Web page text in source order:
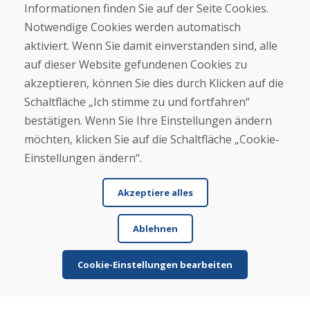
Helpline
info@domivosport.at
Über uns
Blog
Über uns
Geschäft
Kaufen
E-Shop
Geschäftsbedingungen
Transport
Zahlung
Beschwerde
Rückgabe und Umtausch von Waren
Informationen finden Sie auf der Seite Cookies.
Notwendige Cookies werden automatisch
aktiviert. Wenn Sie damit einverstanden sind, alle
auf dieser Website gefundenen Cookies zu
akzeptieren, können Sie dies durch Klicken auf die
Schaltfläche „Ich stimme zu und fortfahren“
bestätigen. Wenn Sie Ihre Einstellungen ändern
möchten, klicken Sie auf die Schaltfläche „Cookie-
Einstellungen ändern“.
Akzeptiere alles
Ablehnen
Cookie-Einstellungen bearbeiten